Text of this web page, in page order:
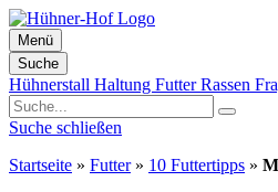
Menü
Suche
Zum
Inhalt
springen
Hühnerstall Haltung FutterRassen
Suche schließen
Startseite » Futter» 10 Futtertipps »